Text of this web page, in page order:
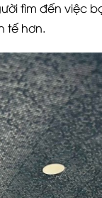
tìm đến việc
tế hơn.